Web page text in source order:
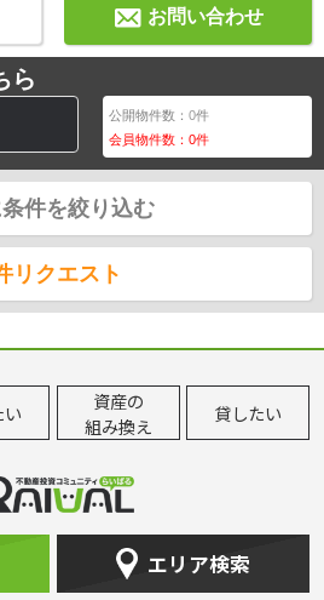
お問い合わせ
ら
公開物件数：0件
会員物件数：0件
件を絞り込む
リクエスト
資産の
組み換え
貸したい
エリア検索